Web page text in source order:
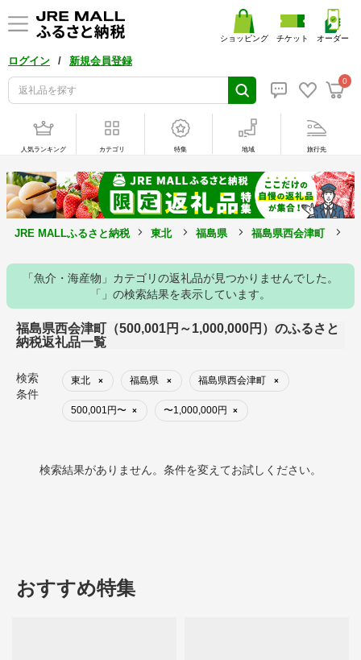
ログイン / 新規会員登録
0
ショッピング チケット オーダー
人気ランキング カテゴリ 特集 地域 旅行先
JRE MALLふるさと納税 東北 福島県 福島県西会津町
「魚介・海産物」カテゴリの返礼品が見つかりませんでした。
「」の検索結果を表示しています。
福島県西会津町（500,001円～1,000,000円）のふるさと
納税返礼品一覧
検索
条件
東北 × 福島県 × 福島県西会津町 ×
500,001円〜 × 〜1,000,000円 ×
検索結果がありません。条件を変えてお試しください。
おすすめ特集